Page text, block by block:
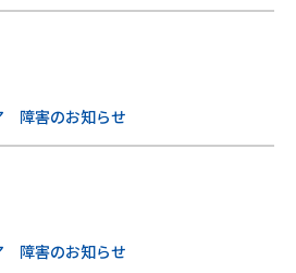
明書
障害のお知らせ
障害のお知らせ